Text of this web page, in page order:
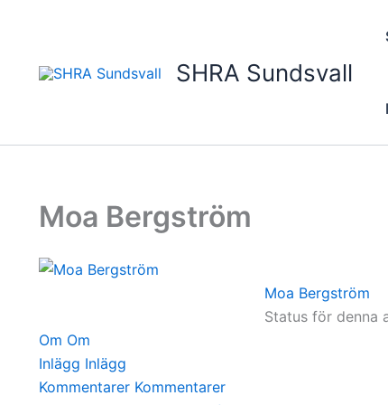
SHRA Sundsvall
Moa Bergström
Moa Bergström
Status för denna
Om Om
Inlägg Inlägg
Kommentarer Kommentarer